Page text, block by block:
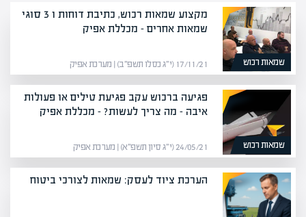
שמאות רכוש
מקצוע שמאות רכוש, כתיבת דוחות ו 3 סוגי
שמאות אחרים – מכללת אפיק
17/11/21 (י״ג כסלו תשפ״ב) | מערכת אפיק
שמאות רכוש
פגיעה ברכוש עקב פגיעת טילים או פעולות
איבה – מה צריך לעשות? – מכללת אפיק
24/05/21 (י״ג סיון תשפ״א) | מערכת אפיק
הערכת ציוד לעסק: שמאות לצורכי ביטוח